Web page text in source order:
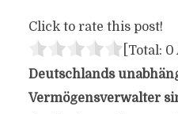
Click to rate this post!
[Total: 0
Deutschlands
Vermögensverwalter